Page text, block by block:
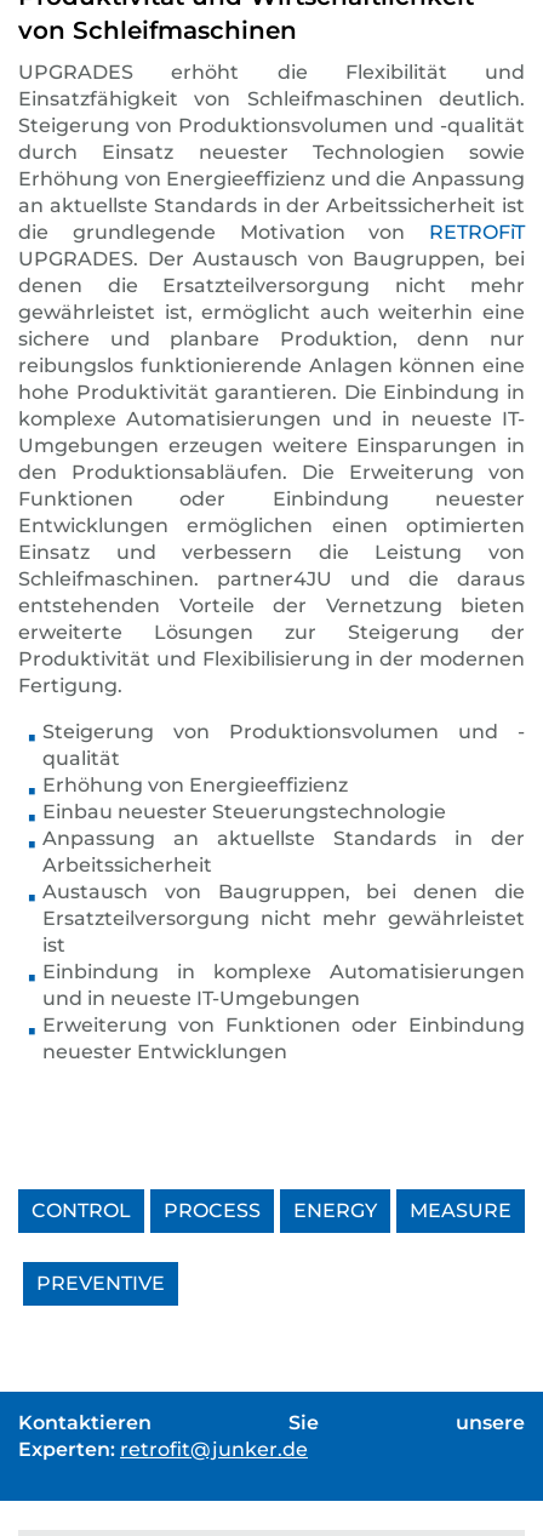
von Schleifmaschinen
UPGRADES erhöht die Flexibilität und
Einsatzfähigkeit von Schleifmaschinen deutlich.
Steigerung von Produktionsvolumen und -qualität
durch Einsatz neuester Technologien sowie
Erhöhung von Energieeffizienz und die Anpassung
an aktuellste Standards in der Arbeitssicherheit ist
die grundlegende Motivation von RETROFiT
UPGRADES. Der Austausch von Baugruppen, bei
denen die Ersatzteilversorgung nicht mehr
gewährleistet ist, ermöglicht auch weiterhin eine
sichere und planbare Produktion, denn nur
reibungslos funktionierende Anlagen können eine
hohe Produktivität garantieren. Die Einbindung in
komplexe Automatisierungen und in neueste IT-
Umgebungen erzeugen weitere Einsparungen in
den Produktionsabläufen. Die Erweiterung von
Funktionen oder Einbindung neuester
Entwicklungen ermöglichen einen optimierten
Einsatz und verbessern die Leistung von
Schleifmaschinen. partner4JU und die daraus
entstehenden Vorteile der Vernetzung bieten
erweiterte Lösungen zur Steigerung der
Produktivität und Flexibilisierung in der modernen
Fertigung.
Steigerung von Produktionsvolumen und -
qualität
Erhöhung von Energieeffizienz
Einbau neuester Steuerungstechnologie
Anpassung an aktuellste Standards in der
Arbeitssicherheit
Austausch von Baugruppen, bei denen die
Ersatzteilversorgung nicht mehr gewährleistet
ist
Einbindung in komplexe Automatisierungen
und in neueste IT-Umgebungen
Erweiterung von Funktionen oder Einbindung
neuester Entwicklungen
CONTROL PROCESS ENERGY MEASURE
PREVENTIVE
Kontaktieren Sie unsere
Experten: retrofit@junker.de